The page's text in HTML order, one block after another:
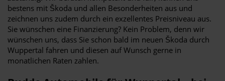
bestens mit Škoda und allen Besonderheiten aus und
zeichnen uns zudem durch ein exzellentes Preisniveau aus.
Sie wünschen eine Finanzierung? Kein Problem, denn wir
wünschen uns, dass Sie schon bald im neuen Škoda durch
Wuppertal fahren und diesen auf Wunsch gerne in
monatlichen Raten zahlen.